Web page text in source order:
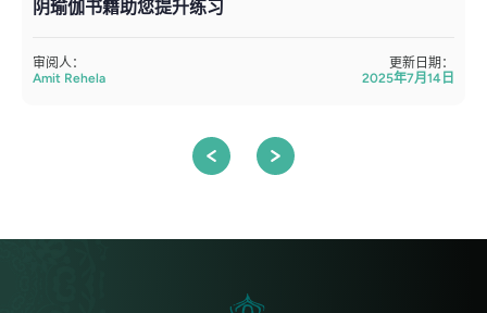
阴瑜伽书籍助您提升练习
审阅人：
Amit Rehela
更新日期：
2025年7月14日